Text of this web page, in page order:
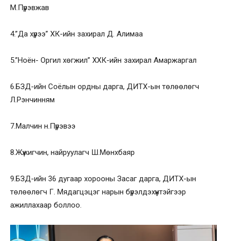
М.Пүрэвжав
4.”Да хүрээ” ХК-ийн захирал Д. Алимаа
5.”Ноён- Оргил хөгжил” ХХК-ийн захирал Амаржаргал
6.БЗД-ийн Соёлын ордны дарга, ДИТХ-ын төлөөлөгч
Л.Рэнчинням
7.Малчин н.Пүрэвээ
8.Жүжигчин, найруулагч Ш.Мөнхбаяр
9.БЗД-ийн 36 дугаар хорооны Засаг дарга, ДИТХ-ын
төлөөлөгч Г. Мядагцэцэг нарын бүрэлдэхүүнтэйгээр
ажиллахаар боллоо.